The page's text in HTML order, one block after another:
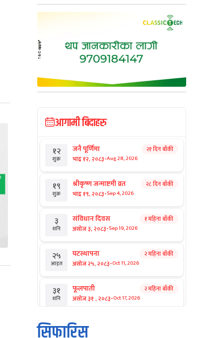
आगामी बिदाहरु
१२
शुक्र
जनै पूर्णिमा
भाद्र १२, २०८३-Aug 28, 2026
२१ दिन बाँकी
१९
शुक्र
श्रीकृष्ण जन्माष्टमी व्रत
भाद्र १९, २०८३-Sep 4, 2026
२८ दिन बाँकी
३
शनि
संविधान दिवस
असोज ३, २०८३-Sep 19, 2026
१ महिना बाँकी
२५
आइत
घटस्थापना
असोज २५, २०८३-Oct 11, 2026
२ महिना बाँकी
३१
शनि
फूलपाती
असोज ३१ , २०८३-Oct 17, 2026
२ महिना बाँकी
१
आइत
कार्तिक सङ्क्रान्ति
कार्तिक १, २०८३
सिफारिस